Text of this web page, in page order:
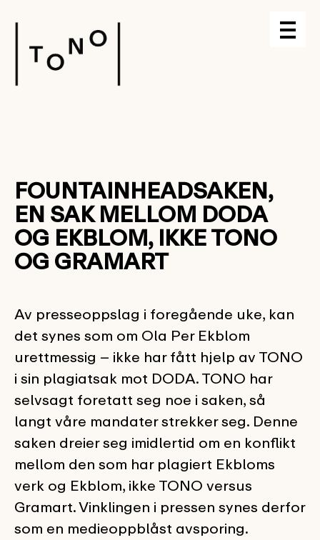
FOUNTAINHEADSAKEN,
EN SAK MELLOM DODA
OG EKBLOM, IKKE TONO
OG GRAMART
Av presseoppslag i foregående uke, kan
det synes som om Ola Per Ekblom
urettmessig – ikke har fått hjelp av TONO
i sin plagiatsak mot DODA. TONO har
selvsagt foretatt seg noe i saken, så
langt våre mandater strekker seg. Denne
saken dreier seg imidlertid om en konflikt
mellom den som har plagiert Ekbloms
verk og Ekblom, ikke TONO versus
Gramart. Vinklingen i pressen synes derfor
som en medieoppblåst avsporing.